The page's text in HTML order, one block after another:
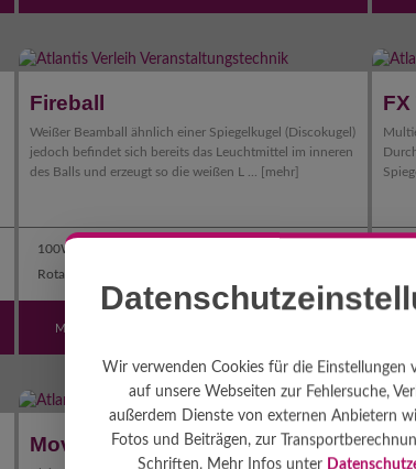
Fireball
Weißer Beamball ähnlich einer Spiegelkugel (Discokugel)
jedoch befindet sich bereits das Leuchtmittel im inneren
des Balls und erzeugt so die weißen L ...
[mehr]
100W
Rota
MIETEN AB
Moving Flower III
Wir verwenden Cookies für die Einstellungen
auf unsere Webseiten zur Fehlersuche,
außerdem Dienste von externen Anbietern
Fotos und Beiträgen, zur
Schriften. Mehr Infos unter